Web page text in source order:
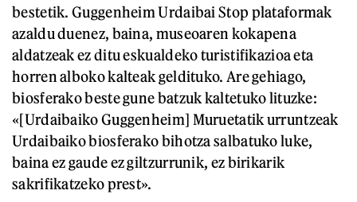
bestetik. Guggenheim Urdaibai Stop plataformak
azaldu duenez, baina, museoaren kokapena
aldatzeak ez ditu eskualdeko turistifikazioa eta
horren alboko kalteak geldituko. Are gehiago,
biosferako beste gune batzuk kaltetuko lituzke:
«[Urdaibaiko Guggenheim] Muruetatik urruntzeak
Urdaibaiko biosferako bihotza salbatuko luke,
baina ez gaude ez giltzurrunik, ez birikarik
sakrifikatzeko prest».